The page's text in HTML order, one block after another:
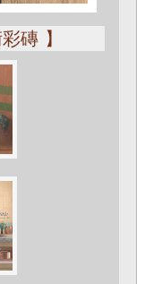
磚 】